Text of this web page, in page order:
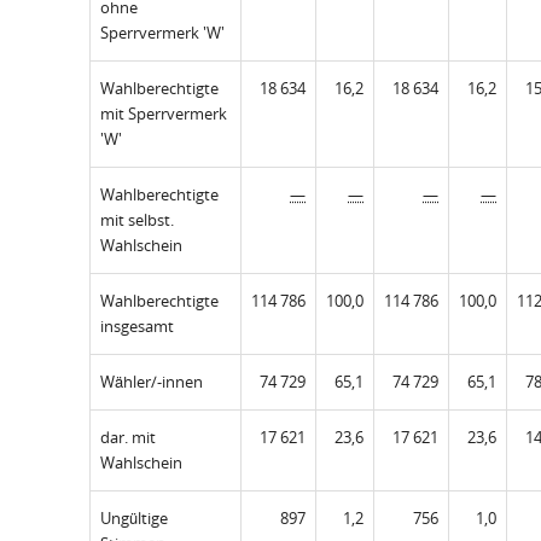
ohne
Sperrvermerk 'W'
Wahlberechtigte
mit Sperrvermerk
'W'
18 634 16,2 18 634 16,2
Wahlberechtigte
mit selbst.
Wahlschein
— — — —
Wahlberechtigte
insgesamt
114 786 100,0 114 786 100,0
Wähler/-innen 74 729 65,1 74 729 65,1
dar. mit
Wahlschein
17 621 23,6 17 621 23,6
Ungültige
897 1,2 756 1,0